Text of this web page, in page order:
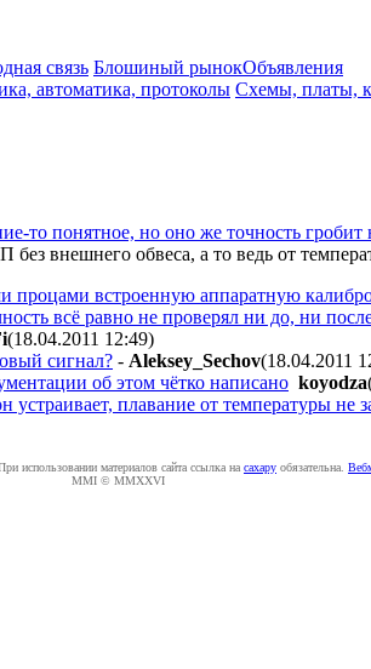
связь Блошиный рынокОбъявления
автоматика, протоколы Схемы, платы,
то понятное, но оно же точность гробит
внешнего обвеса, а то ведь от
процами встроенную аппаратную
всё равно не проверял ни до, ни
(18.04.2011 12:49)
сигнал? - Aleksey_Sechov(18.04.2011
об этом чётко написано koyodza
плавание от температуры не
использовании материалов сайта ссылка на caxapу обязательна.
MMI © MMXXVI